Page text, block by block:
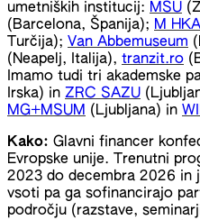
umetniških institucij: MSU
(Barcelona, Španija); M HKA
Turčija); Van Abbemuseum
(Neapelj, Italija), tranzit.ro
Imamo tudi tri akademske
Irska) in ZRC SAZU
MG+MSUM (Ljubljana) in
Kako: Glavni financer
Evropske unije. Trenutni
2023 do decembra 2026 in
vsoti pa ga sofinancirajo
področju (razstave,